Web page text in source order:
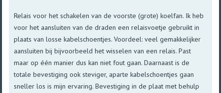
Relais voor het schakelen van de voorste (grote) koelfan. Ik heb
voor het aansluiten van de draden een relaisvoetje gebruikt in
plaats van losse kabelschoentjes. Voordeel: veel gemakkelijker
aansluiten bij bijvoorbeeld het wisselen van een relais. Past
maar op één manier dus kan niet fout gaan. Daarnaast is de
totale bevestiging ook steviger, aparte kabelschoentjes gaan
sneller los is mijn ervaring. Bevestiging in de plaat met behulp